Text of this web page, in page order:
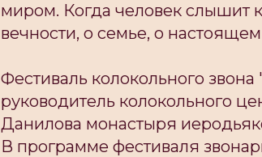
миром. Когда человек слышит
вечности, о семье, о
Фестиваль колокольного
руководитель колокольного
Данилова монастыря
В программе фестиваля